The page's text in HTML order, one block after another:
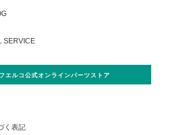
SERVICE
エルコ公式オンラインパーツストア
く表記